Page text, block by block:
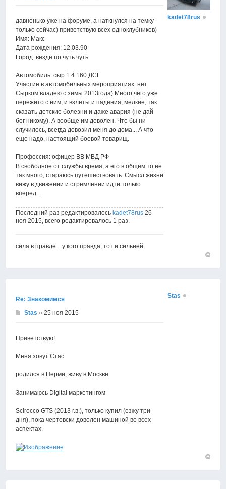
давненько уже на форуме, а наткнулся на темку
только сейчас) приветствую всех одноклубников)
Имя: Макс
Дата рождения: 12.03.90
Город: везде по чуть чуть
Автомобиль: сыр 1.4 160 ДСГ
Участие в автомобильных мероприятиях: нет
Сырком владею с зимы 2013года) Много чего уже
пережито с ним, и взлеты и падения, мелкие, так
сказать детские болезни и даже авария (не дай
бог никому). А вообще им доволен. Что бы ни
случилось, всегда довозил меня до дома... А что
еще надо, настоящий боевой товарищ.
Профессия: офицер ВВ МВД РФ
В свободное от службы время, а его в общем то не
так много, стараюсь путешествовать. Смысл жизни
вижу в движении и стремлении идти только
вперед...
Последний раз редактировалосьkadet78rus 26
ноя 2015, всего редактировалось 1 раз.
сила в правде... у кого правда, тот и сильней
kadet78rus
Re: Знакомимся
Stas » 25 ноя 2015
Приветствую!
Меня зовут Стас
родился в Перми, живу в Москве
Занимаюсь Digital маркетингом
Scirocco GTS (2013 г.в.), только купил (езжу три
дня), пока чертовски доволен машиной во всех
аспектах.
Stas